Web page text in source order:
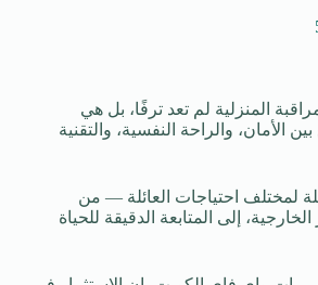
المنزلية لم تعد ترفًا، بل هي
الأمان، والراحة النفسية، والتقنية
لمختلف احتياجات العائلة — من
إلى المتابعة الدقيقة للحياة